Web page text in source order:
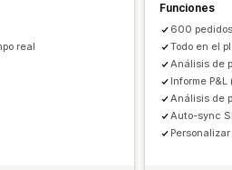
y estadísticas
Informes personalizados
Inventario y producto
real
Funciones
600
Todo en el
Análisis de
Informe
Análisis de
Auto-sync